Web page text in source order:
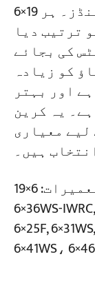
6×19 کلاس اور 6×36 کلاس اسٹرینڈز۔ ہر
ترتیب دیا
کی بجائے
کو زیادہ
اور بہتر
یہ کرین
معیاری
انتخاب ہیں۔
عام تعمیرات: 6×19S-FC, 6×19S-IWRC, 6×36WS-FC,
6×36WS-
6×25F,